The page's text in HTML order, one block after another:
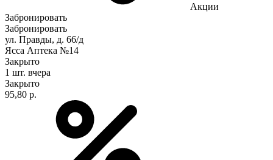
Акции
Забронировать
Забронировать
ул. Правды, д. 66/д
Ясса Аптека №14
Закрыто
1 шт. вчера
Закрыто
95,80 р.